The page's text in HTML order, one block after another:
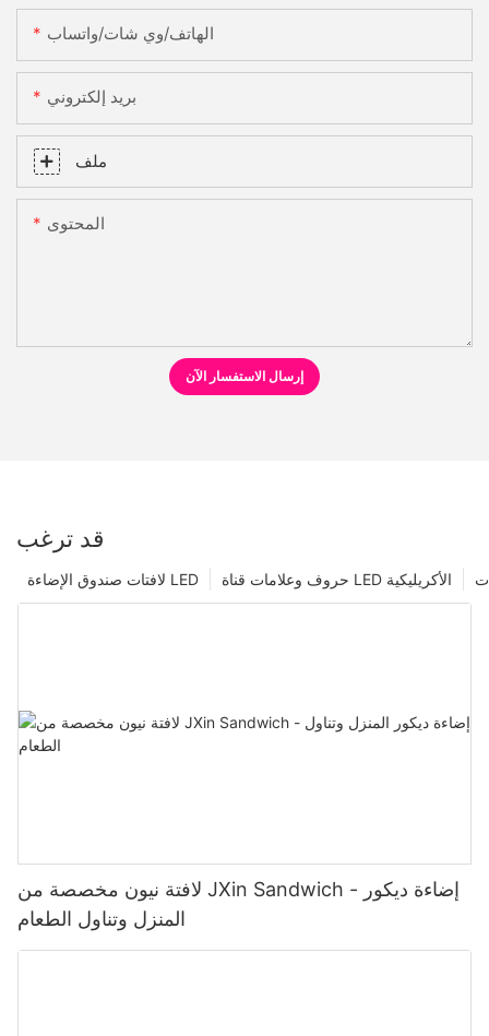
الهاتف/وي شات/واتساب
بريد إلكتروني
ملف
المحتوى
إرسال الاستفسار الآن
قد ترغب
حروف وعلامات قناة LED الأكريليكية لافتات صندوق الإضاءة LED
لافتة نيون مخصصة من JXin Sandwich - إضاءة ديكور
المنزل وتناول الطعام